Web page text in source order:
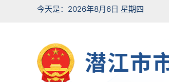
今天是：2026年8月6日 星期四
潜江市